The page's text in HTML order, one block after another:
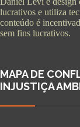
lucrativos e utiliza
conteúdo é
sem fins lucrativos.
MAPA DE
INJUSTIÇA